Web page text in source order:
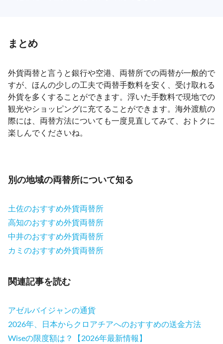
まとめ
外貨両替と言うと銀行や空港、両替所での両替が一般的で
すが、ほんの少しの工夫で両替手数料を安く、受け取れる
外貨を多くすることができます。浮いた手数料で現地での
観光やショッピングに充てることができます。海外渡航の
際には、両替方法についても一度見直してみて、おトクに
楽しんでくださいね。
別の地域の両替所について知る
土佐のおすすめ外貨両替所
高知のおすすめ外貨両替所
中井のおすすめ外貨両替所
カミのおすすめ外貨両替所
関連記事を読む
アゼルバイジャンの通貨
2026年、日本からクロアチアへのおすすめの送金方法
Wiseの限度額は？【2026年最新情報】